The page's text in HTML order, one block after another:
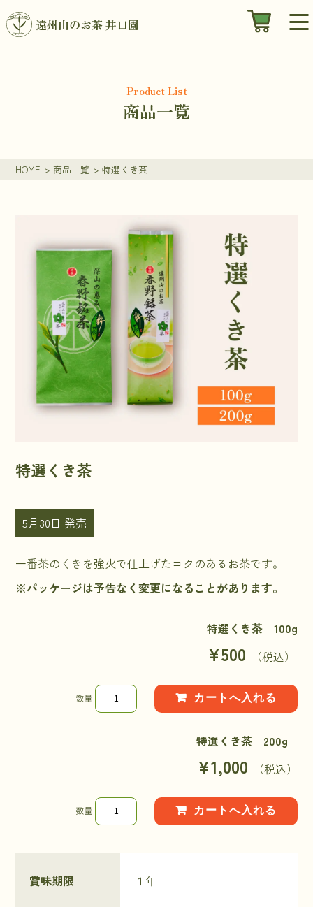
遠州山のお茶 井口園
Product List
商品一覧
HOME > 商品一覧 > 特選くき茶
特選くき茶
5月30日 発売
一番茶のくきを強火で仕上げたコクのあるお茶です。
※パッケージは予告なく変更になることがあります。
特選くき茶 100g
¥500 （税込）
数量
特選くき茶 200g
¥1,000 （税込）
数量
賞味期限 １年